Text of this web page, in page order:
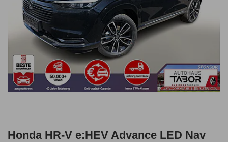
Honda HR-V e:HEV Advance LED Nav